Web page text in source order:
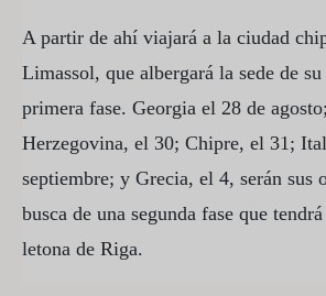
A partir de ahí viajará a la ciudad
Limassol, que albergará la sede de
primera fase. Georgia el 28 de
Herzegovina, el 30; Chipre, el 31;
septiembre; y Grecia, el 4, serán sus
busca de una segunda fase que
letona de Riga.